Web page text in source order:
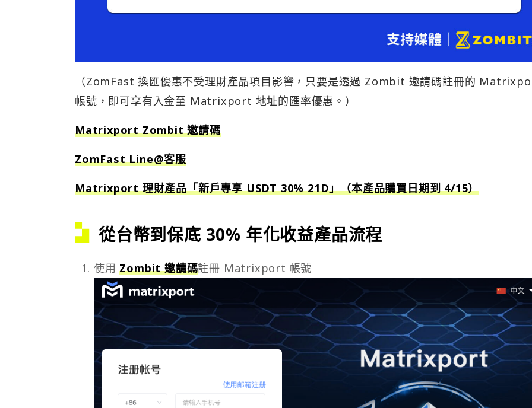
（ZomFast 換匯優惠不受理財產品項目影響，只要是透過 Zombit 邀請碼註冊的
帳號，即可享有入金至 Matrixport 地址的匯率優惠。）
Matrixport Zombit 邀請碼
ZomFast Line@客服
Matrixport 理財產品「新戶專享 USDT 30% 21D」（本產品購買日期到 4/15）
從台幣到保底 30% 年化收益產品流程
使用Zombit 邀請碼註冊 Matrixport 帳號